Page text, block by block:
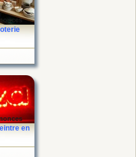
en